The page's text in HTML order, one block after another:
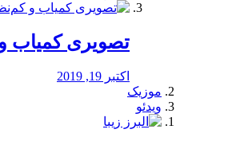
️تصویری کمیاب و
اکتبر 19, 2019
موزیک
ویدئو